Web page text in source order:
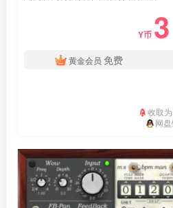
Y币 3
黄金会员 免费
收取
网